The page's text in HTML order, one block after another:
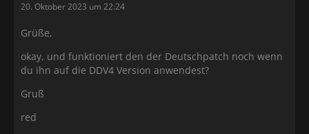
20. Oktober 2023 um 22:24
Grüße,
okay, und funktioniert den der Deutschpatch noch wenn
du ihn auf die DDV4 Version anwendest?
Gruß
red